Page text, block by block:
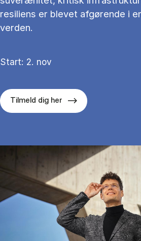
resiliens er blevet afgørende i
verden.
Start: 2. nov
Tilmeld dig her